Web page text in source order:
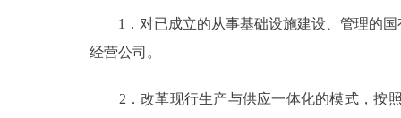
1．对已成立的从事基础设施建设、管理的国
经营公司。
2．改革现行生产与供应一体化的模式，按照